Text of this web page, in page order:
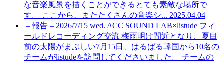
な音楽風景を描くことができるとても素敵な場所で
す。 ここから、またたくさんの音楽シ... 2025.04.04
– 報告 – 2026/7/15 wed. ACC SOUND LAB×listude フィ
ールドレコーディング交流 梅雨明け間近となり、夏目
前の太陽がまぶしい7月15日、はるばる韓国から10名の
チームがlistudeを訪問してくださいました。 チームの